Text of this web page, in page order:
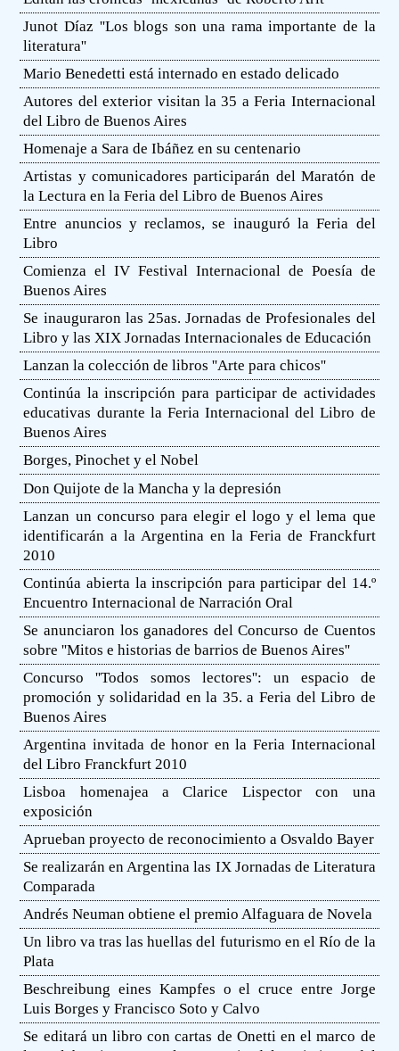
Junot Díaz ''Los blogs son una rama importante de la
literatura''
Mario Benedetti está internado en estado delicado
Autores del exterior visitan la 35 a Feria Internacional
del Libro de Buenos Aires
Homenaje a Sara de Ibáñez en su centenario
Artistas y comunicadores participarán del Maratón de
la Lectura en la Feria del Libro de Buenos Aires
Entre anuncios y reclamos, se inauguró la Feria del
Libro
Comienza el IV Festival Internacional de Poesía de
Buenos Aires
Se inauguraron las 25as. Jornadas de Profesionales del
Libro y las XIX Jornadas Internacionales de Educación
Lanzan la colección de libros ''Arte para chicos''
Continúa la inscripción para participar de actividades
educativas durante la Feria Internacional del Libro de
Buenos Aires
Borges, Pinochet y el Nobel
Don Quijote de la Mancha y la depresión
Lanzan un concurso para elegir el logo y el lema que
identificarán a la Argentina en la Feria de Franckfurt
2010
Continúa abierta la inscripción para participar del 14.º
Encuentro Internacional de Narración Oral
Se anunciaron los ganadores del Concurso de Cuentos
sobre ''Mitos e historias de barrios de Buenos Aires''
Concurso ''Todos somos lectores'': un espacio de
promoción y solidaridad en la 35. a Feria del Libro de
Buenos Aires
Argentina invitada de honor en la Feria Internacional
del Libro Franckfurt 2010
Lisboa homenajea a Clarice Lispector con una
exposición
Aprueban proyecto de reconocimiento a Osvaldo Bayer
Se realizarán en Argentina las IX Jornadas de Literatura
Comparada
Andrés Neuman obtiene el premio Alfaguara de Novela
Un libro va tras las huellas del futurismo en el Río de la
Plata
Beschreibung eines Kampfes o el cruce entre Jorge
Luis Borges y Francisco Soto y Calvo
Se editará un libro con cartas de Onetti en el marco de